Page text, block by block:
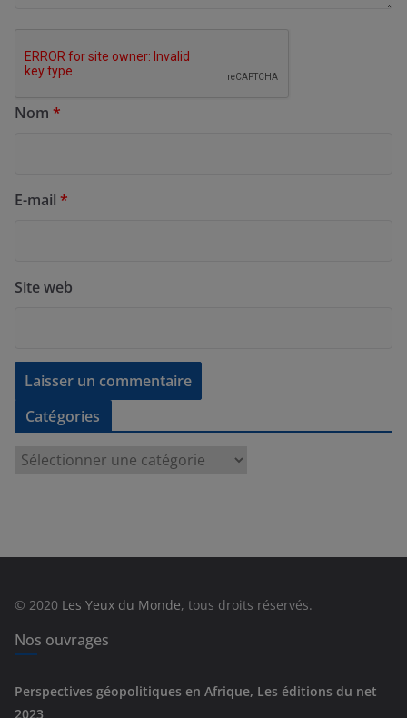
Nom *
E-mail *
Site web
Catégories
e
© 2020 Les Yeux du Monde, tous droits réservés.
Nos ouvrages
Perspectives géopolitiques en Afrique, Les éditions du net
2023